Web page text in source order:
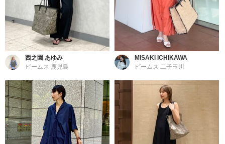
西之園 あゆみ
ビームス 鹿児島
MISAKI ICHIKAWA
ビームス 二子玉川